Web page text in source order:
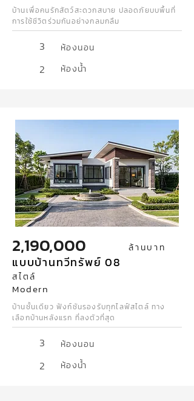
บ้านเพื่อคนรักสัตว์สะดวกสบาย ปลอดภัยบบพื้นที่
การใช้ชีวิตร่วมกันอย่างกลมกลืม
3 ห้องนอน
2 ห้องน้ำ
2,190,000 ล้านบาท
แบบบ้านทวีทรัพย์ 08
สไตล์
Modern
บ้านชั้นเดียว ฟังก์ชันรองรับทุกไลฟ์สไตล์ ทาง
เลือกบ้านหลังแรก ที่ลงตัวที่สุด
3 ห้องนอน
2 ห้องน้ำ